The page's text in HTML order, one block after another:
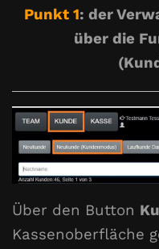
Punkt 1: der
über die
Über den Button
Kassenoberfläche